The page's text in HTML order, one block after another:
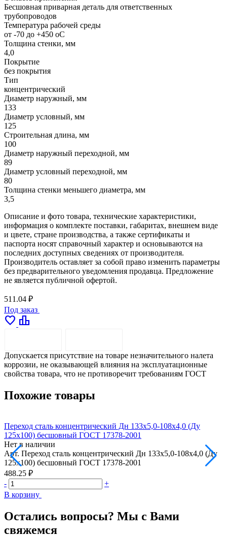
Бесшовная приварная деталь для ответственных
трубопроводов
Температура рабочей среды
от -70 до +450 oC
Толщина стенки, мм
4,0
Покрытие
без покрытия
Тип
концентрический
Диаметр наружный, мм
133
Диаметр условный, мм
125
Строительная длина, мм
100
Диаметр наружный переходной, мм
89
Диаметр условный переходной, мм
80
Толщина стенки меньшего диаметра, мм
3,5
Описание и фото товара, технические характеристики,
информация о комплекте поставки, габаритах, внешнем виде
и цвете, стране производства, а также сертификаты и
паспорта носят справочный характер и основываются на
последних доступных сведениях от производителя.
Производитель оставляет за собой право изменить параметры
без предварительного уведомления продавца. Предложение
не является публичной офертой.
511.04 ₽
Под заказ
favorite leaderboard
Допускается присутствие на товаре незначительного налета
коррозии, не оказывающей влияния на эксплуатационные
свойства товара, что не противоречит требованиям ГОСТ
Похожие товары
Переход сталь концентрический Дн 133х5,0-108х4,0 (Ду
125х100) бесшовный ГОСТ 17378-2001
Нет в наличии
Арт. Переход сталь концентрический Дн 133х5,0-108х4,0 (Ду
125х100) бесшовный ГОСТ 17378-2001
488.25 ₽
-
+
В корзину
Остались вопросы? Мы с Вами
свяжемся